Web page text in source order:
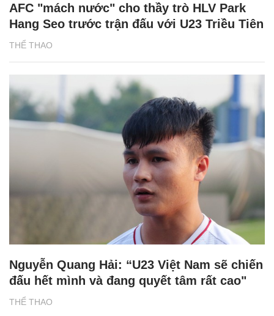
THỂ THAO
AFC "mách nước" cho thầy trò HLV Park
Hang Seo trước trận đấu với U23 Triều Tiên
THỂ THAO
Nguyễn Quang Hải: “U23 Việt Nam sẽ chiến
đấu hết mình và đang quyết tâm rất cao"